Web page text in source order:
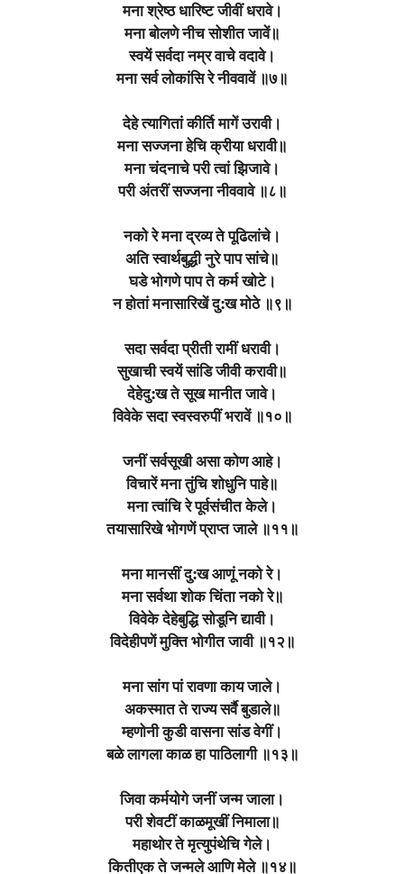
मना श्रेष्ठ धारिष्ट जीवीं धरावे।
मना बोलणे नीच सोशीत जावें॥
स्वयें सर्वदा नम्र वाचे वदावे।
मना सर्व लोकांसि रे नीववावें ॥७॥
देहे त्यागितां कीर्ति मागें उरावी।
मना सज्जना हेचि क्रीया धरावी॥
मना चंदनाचे परी त्वां झिजावे।
परी अंतरीं सज्जना नीववावे ॥८॥
नको रे मना द्रव्य ते पूढिलांचे।
अति स्वार्थबुद्धी नुरे पाप सांचे॥
घडे भोगणे पाप ते कर्म खोटे।
न होतां मनासारिखें दु:ख मोठे ॥९॥
सदा सर्वदा प्रीती रामीं धरावी।
सुखाची स्वयें सांडि जीवी करावी॥
देहेदु:ख ते सूख मानीत जावे।
विवेके सदा स्वस्वरुपीं भरावें ॥१०॥
जनीं सर्वसूखी असा कोण आहे।
विचारें मना तुंचि शोधुनि पाहे॥
मना त्वांचि रे पूर्वसंचीत केले।
तयासारिखे भोगणें प्राप्त जाले ॥११॥
मना मानसीं दु:ख आणूं नको रे।
मना सर्वथा शोक चिंता नको रे॥
विवेके देहेबुद्धि सोडूनि द्यावी।
विदेहीपणें मुक्ति भोगीत जावी ॥१२॥
मना सांग पां रावणा काय जाले।
अकस्मात ते राज्य सर्वै बुडाले॥
म्हणोनी कुडी वासना सांड वेगीं।
बळे लागला काळ हा पाठिलागी ॥१३॥
जिवा कर्मयोगे जनीं जन्म जाला।
परी शेवटीं काळमूखीं निमाला॥
महाथोर ते मृत्युपंथेचि गेले।
कितीएक ते जन्मले आणि मेले ॥१४॥